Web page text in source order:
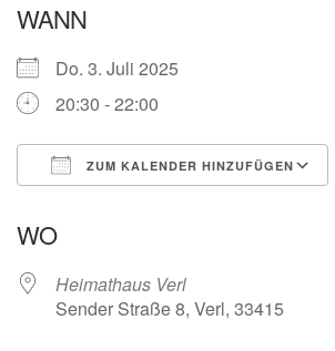
WANN
Do. 3. Juli 2025
20:30 - 22:00
ZUM KALENDER HINZUFÜGEN
WO
Heimathaus Verl
Sender Straße 8, Verl, 33415